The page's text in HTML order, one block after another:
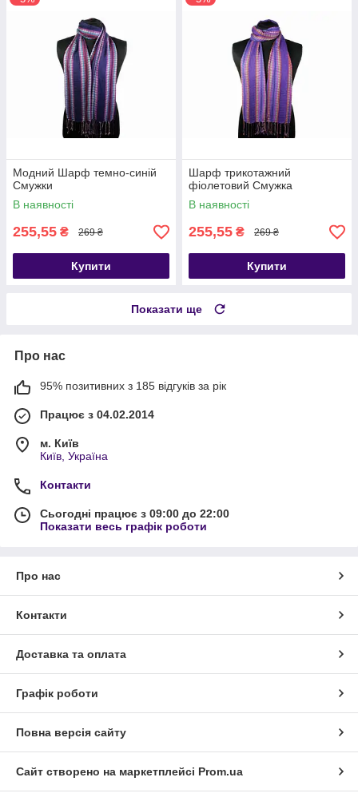
Модний Шарф темно-синій
Смужки
В наявності
255,55 ₴ 269 ₴
Купити
Шарф трикотажний
фіолетовий Смужка
В наявності
255,55 ₴ 269 ₴
Купити
Показати ще
Про нас
95% позитивних з 185 відгуків за рік
Працює з 04.02.2014
м. Київ
Київ, Україна
Контакти
Сьогодні працює з 09:00 до 22:00
Показати весь графік роботи
Про нас
Контакти
Доставка та оплата
Графік роботи
Повна версія сайту
Сайт створено на маркетплейсі Prom.ua